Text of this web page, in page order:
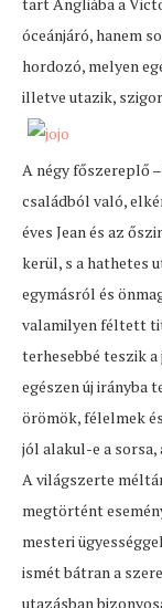
óceánjáró, hanem
hordozó, melyen
illetve utazik,
A négy főszereplő
családból való,
éves Jean és az
kerül, s a hathetes
egymásról és
valamilyen féltett
terhesebbé teszik
egészen új irányba
örömök, félelmek
jól alakul-e a
A világszerte
megtörtént
mesteri
ismét bátran a
utazásban